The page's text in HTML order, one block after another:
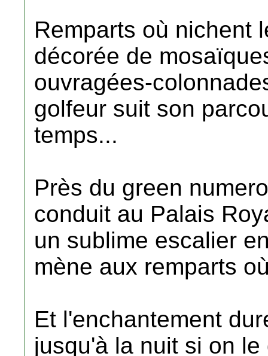
Remparts où nichent
décorée de
ouvragées-
golfeur suit son
temps...
Près du green
conduit au Palais
un sublime escalier
mène aux remparts
Et l'enchantement
jusqu'à la nuit si on